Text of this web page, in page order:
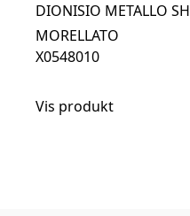
DIONISIO METALLO
MORELLATO
X0548010
Vis produkt